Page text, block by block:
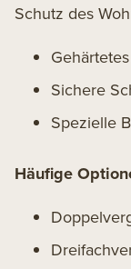
Schutz des
Sichere
Spezielle
Häufige